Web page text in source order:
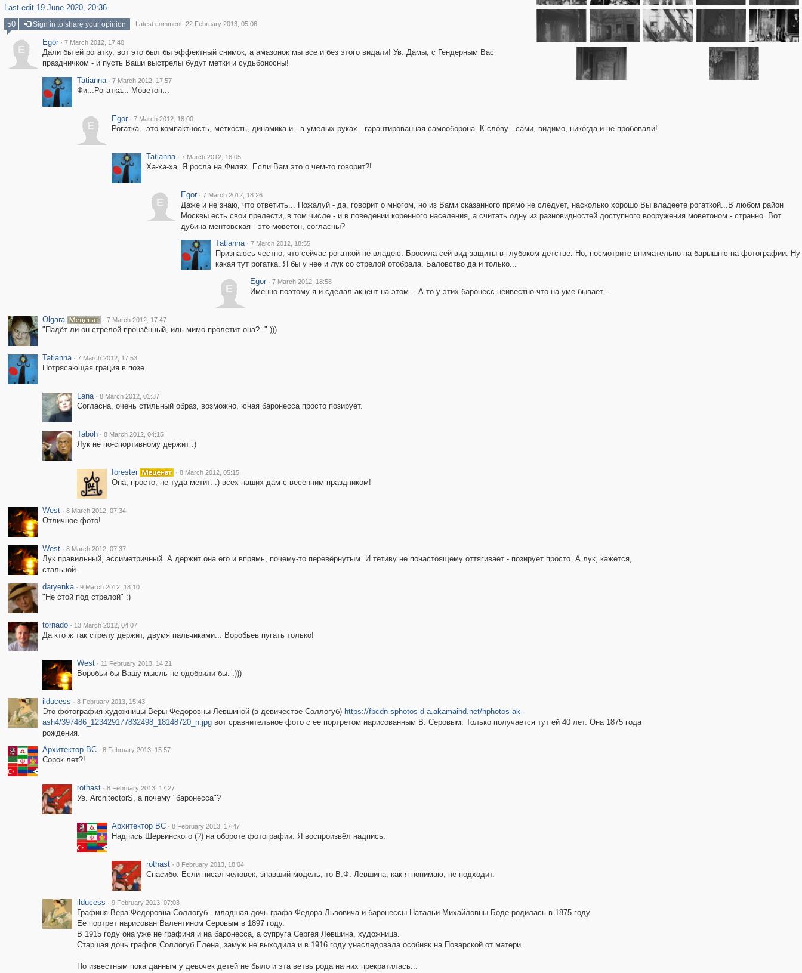
Last edit 19 June 2020, 20:36
50 Sign in to share your opinion Latest comment: 22 February 2013, 05:06
E
Egor · 7 March 2012, 17:40
Дали бы ей рогатку, вот это был бы эффектный снимок, а амазонок мы все и без этого видали! Ув. Дамы, с Гендерным Вас
праздничком - и пусть Ваши выстрелы будут метки и судьбоносны!
Tatianna · 7 March 2012, 17:57
Фи...Рогатка... Моветон...
E
Egor · 7 March 2012, 18:00
Рогатка - это компактность, меткость, динамика и - в умелых руках - гарантированная самооборона. К слову - сами, видимо, никогда и не пробовали!
Tatianna · 7 March 2012, 18:05
Ха-ха-ха. Я росла на Филях. Если Вам это о чем-то говорит?!
E
Egor · 7 March 2012, 18:26
Даже и не знаю, что ответить... Пожалуй - да, говорит о многом, но из Вами сказанного прямо не следует, насколько хорошо Вы владеете рогаткой...В любом район
Москвы есть свои прелести, в том числе - и в поведении коренного населения, а считать одну из разновидностей доступного вооружения моветоном - странно. Вот
дубина ментовская - это моветон, согласны?
Tatianna · 7 March 2012, 18:55
Признаюсь честно, что сейчас рогаткой не владею. Бросила сей вид защиты в глубоком детстве. Но, посмотрите внимательно на барышню на фотографии. Ну
какая тут рогатка. Я бы у нее и лук со стрелой отобрала. Баловство да и только...
E
Egor · 7 March 2012, 18:58
Именно поэтому я и сделал акцент на этом... А то у этих баронесс неивестно что на уме бывает...
Olgara · 7 March 2012, 17:47
"Падёт ли он стрелой пронзённый, иль мимо пролетит она?.." )))
Tatianna · 7 March 2012, 17:53
Потрясающая грация в позе.
Lana · 8 March 2012, 01:37
Согласна, очень стильный образ, возможно, юная баронесса просто позирует.
Taboh · 8 March 2012, 04:15
Лук не по-спортивному держит :)
forester · 8 March 2012, 05:15
Она, просто, не туда метит. :) всех наших дам с весенним праздником!
West · 8 March 2012, 07:34
Отличное фото!
West · 8 March 2012, 07:37
Лук правильный, ассиметричный. А держит она его и впрямь, почему-то перевёрнутым. И тетиву не понастоящему оттягивает - позирует просто. А лук, кажется,
стальной.
daryenka · 9 March 2012, 18:10
"Не стой под стрелой" :)
tornado · 13 March 2012, 04:07
Да кто ж так стрелу держит, двумя пальчиками... Воробьев пугать только!
West · 11 February 2013, 14:21
Воробьи бы Вашу мысль не одобрили бы. :)))
ilducess · 8 February 2013, 15:43
Это фотография художницы Веры Федоровны Левшиной (в девичестве Соллогуб) https://fbcdn-sphotos-d-a.akamaihd.net/hphotos-ak-
ash4/397486_123429177832498_18148720_n.jpgвот сравнительное фото с ее портретом нарисованным В. Серовым. Только получается тут ей 40 лет. Она 1875 года
рождения.
Архитектор ВС · 8 February 2013, 15:57
Сорок лет?!
rothast · 8 February 2013, 17:27
Ув. ArchitectorS, а почему "баронесса"?
Архитектор ВС · 8 February 2013, 17:47
Надпись Шервинского (?) на обороте фотографии. Я воспроизвёл надпись.
rothast · 8 February 2013, 18:04
Спасибо. Если писал человек, знавший модель, то В.Ф. Левшина, как я понимаю, не подходит.
ilducess · 9 February 2013, 07:03
Графиня Вера Федоровна Соллогуб - младшая дочь графа Федора Львовича и баронессы Натальи Михайловны Боде родилась в 1875 году.
Ее портрет нарисован Валентином Серовым в 1897 году.
В 1915 году она уже не графиня и на баронесса, а супруга Сергея Левшина, художница.
Старшая дочь графов Соллогуб Елена, замуж не выходила и в 1916 году унаследовала особняк на Поварской от матери.
По известным пока данным у девочек детей не было и эта ветвь рода на них прекратилась...